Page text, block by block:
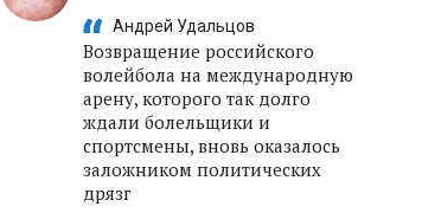
Андрей Удальцов
Возвращение российского
волейбола на международную
арену, которого так долго
ждали болельщики и
спортсмены, вновь оказалось
заложником политических
дрязг